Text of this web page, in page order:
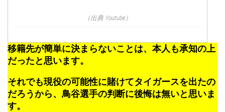
（出典 Youtube）
移籍先が簡単に決まらないことは、本人も承知の上
だったと思います。
それでも現役の可能性に賭けてタイガースを出たの
だろうから、鳥谷選手の判断に後悔は無いと思いま
す。